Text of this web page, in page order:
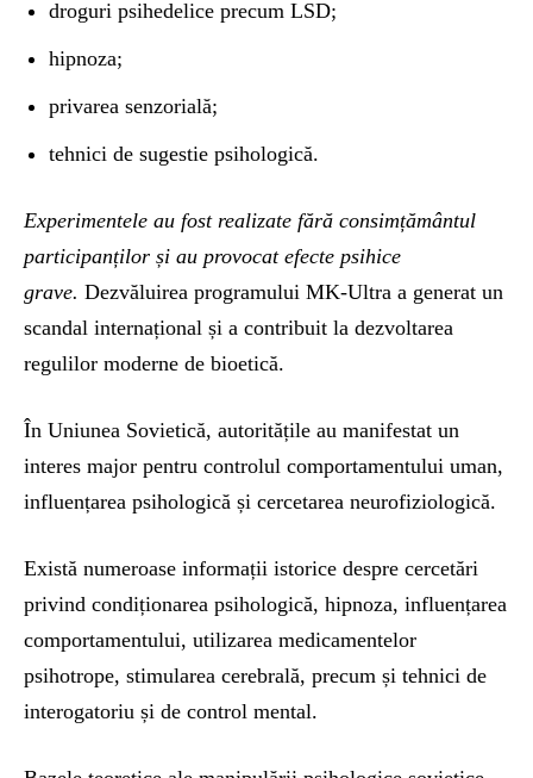
droguri psihedelice precum LSD;
hipnoza;
privarea senzorială;
tehnici de sugestie psihologică.
Experimentele au fost realizate fără consimțământul
participanților și au provocat efecte psihice
grave. Dezvăluirea programului MK-Ultra a generat un
scandal internațional și a contribuit la dezvoltarea
regulilor moderne de bioetică.
În Uniunea Sovietică, autoritățile au manifestat un
interes major pentru controlul comportamentului uman,
influențarea psihologică și cercetarea neurofiziologică.
Există numeroase informații istorice despre cercetări
privind condiționarea psihologică, hipnoza, influențarea
comportamentului, utilizarea medicamentelor
psihotrope, stimularea cerebrală, precum și tehnici de
interogatoriu și de control mental.